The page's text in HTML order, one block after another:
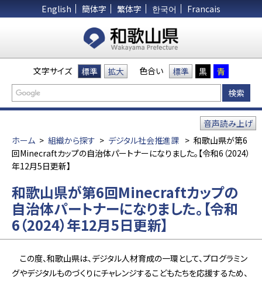
English 簡体字 繁体字 한국어 Francais
文字サイズ 標準 拡大 色合い 標準 黒 青
ホーム > 組織から探す > デジタル社会推進課 > 和歌山県が第6
回Minecraftカップの自治体パートナーになりました。【令和6（2024）
年12月5日更新】
音声読み上げ
和歌山県が第6回Minecraftカップの
自治体パートナーになりました。【令和
6（2024）年12月5日更新】
この度、和歌山県は、デジタル人材育成の一環として、プログラミン
グやデジタルものづくりにチャレンジするこどもたちを応援するため、